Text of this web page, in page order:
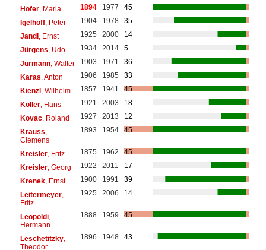
Hofer, Maria 1894 1977
45
Igelhoff, Peter 1904 1978
35
Jandl, Ernst 1925 2000
14
Jürgens , Udo 1934 2014
5
Jurmann, Walter 1903 1971
36
Karas , Anton 1906 1985
33
Kienzl, Wilhelm 1857 1941
45
Koller, Hans 1921 2003
18
Kovac, Roland 1927 2013
12
Krauss
Clemens
1893 1954 45
Kreisler, Fritz 1875 1962
45
Kreisler, Georg 1922 2011
17
Krenek, Ernst 1900 1991
39
Leitermeyer,
Fritz
1925 2006 14
Leopoldi,
Hermann
1888 1959 45
Leschetitzky,
Theodor
1896 1948 43